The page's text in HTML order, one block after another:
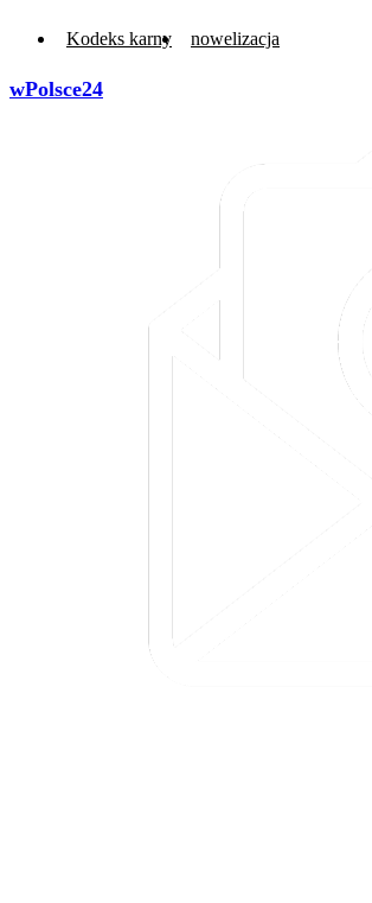
Kodeks karny nowelizacja
wPolsce24